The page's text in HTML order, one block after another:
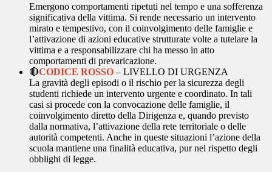
Emergono comportamenti ripetuti nel tempo e una sofferenza
significativa della vittima. Si rende necessario un intervento
mirato e tempestivo, con il coinvolgimento delle famiglie e
l’attivazione di azioni educative strutturate volte a tutelare la
vittima e a responsabilizzare chi ha messo in atto
comportamenti di prevaricazione.
🔴CODICE ROSSO – LIVELLO DI URGENZA
La gravità degli episodi o il rischio per la sicurezza degli
studenti richiede un intervento urgente e coordinato. In tali
casi si procede con la convocazione delle famiglie, il
coinvolgimento diretto della Dirigenza e, quando previsto
dalla normativa, l’attivazione della rete territoriale o delle
autorità competenti. Anche in queste situazioni l’azione della
scuola mantiene una finalità educativa, pur nel rispetto degli
obblighi di legge.